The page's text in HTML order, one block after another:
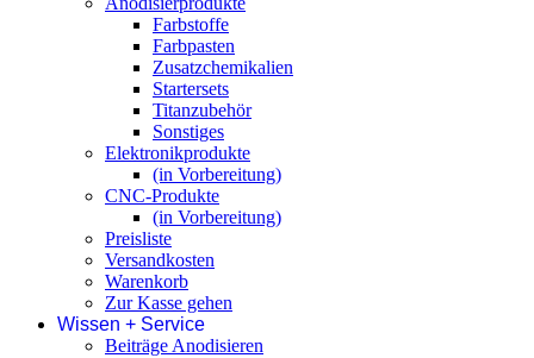
Farbstoffe
Farbpasten
Zusatzchemikalien
Startersets
Titanzubehör
Sonstiges
Elektronikprodukte
(in Vorbereitung)
CNC-Produkte
(in Vorbereitung)
Preisliste
Versandkosten
Warenkorb
Zur Kasse gehen
Wissen + Service
Beiträge Anodisieren